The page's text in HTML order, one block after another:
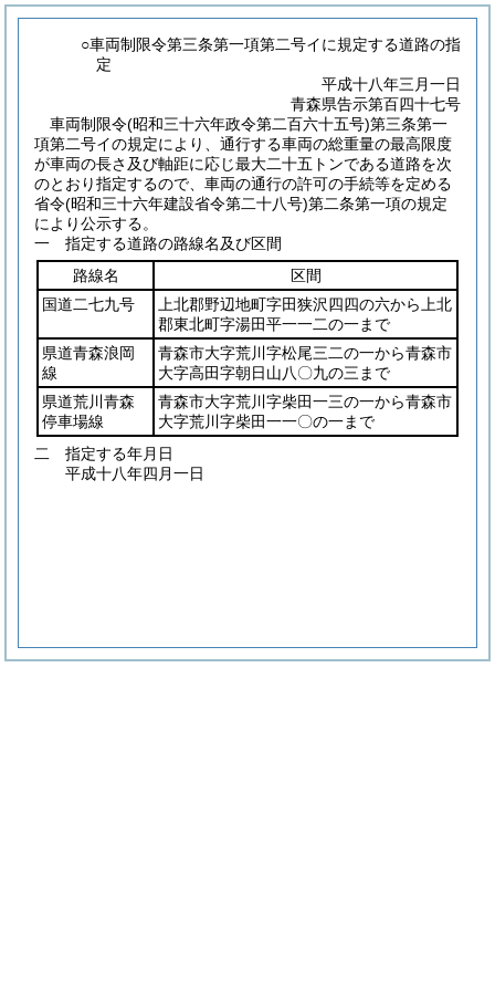
○車両制限令第三条第一項第二号イに規定する道路の指
定
平成十八年三月一日
青森県告示第百四十七号
車両制限令(昭和三十六年政令第二百六十五号)第三条第一
項第二号イの規定により、通行する車両の総重量の最高限度
が車両の長さ及び軸距に応じ最大二十五トンである道路を次
のとおり指定するので、車両の通行の許可の手続等を定める
省令(昭和三十六年建設省令第二十八号)第二条第一項の規定
により公示する。
一 指定する道路の路線名及び区間
路線名
区間
国道二七九号
上北郡野辺地町字田狭沢四四の六から上北
郡東北町字湯田平一一二の一まで
県道青森浪岡
線
青森市大字荒川字松尾三二の一から青森市
大字高田字朝日山八〇九の三まで
県道荒川青森
停車場線
青森市大字荒川字柴田一三の一から青森市
大字荒川字柴田一一〇の一まで
二 指定する年月日
平成十八年四月一日